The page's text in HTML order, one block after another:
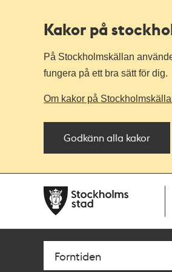
Kakor på
På Stockholmskällan
fungera på ett bra sätt för dig.
Om kakor på
Godkänn alla kakor
navigationen
huvudinnehållet
Sök